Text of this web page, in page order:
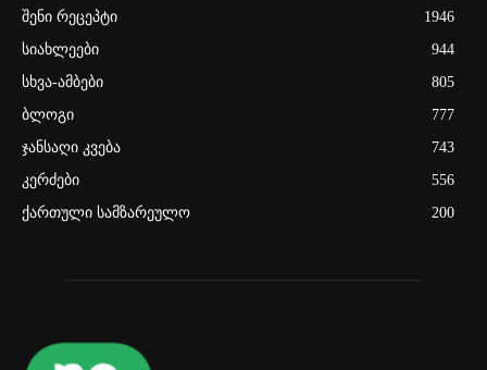
შენი რეცეპტი
1946
სიახლეები
944
სხვა-ამბები
805
ბლოგი
777
ჯანსაღი კვება
743
კერძები
556
ქართული სამზარეულო
200